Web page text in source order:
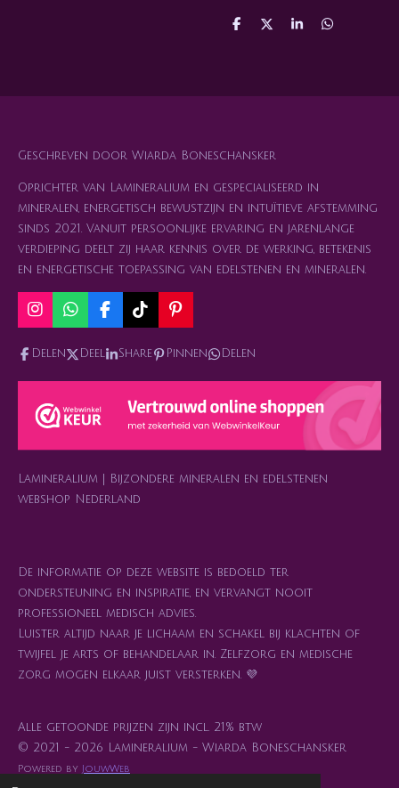
D
D
S
D
Geschreven door Wiarda Boneschansker
Oprichter van Lamineralium en gespecialiseerd in
mineralen, energetisch bewustzijn en intuïtieve afstemming
sinds 2021. Vanuit persoonlijke ervaring en jarenlange
verdieping deelt zij haar kennis over de werking, betekenis
en energetische toepassing van edelstenen en mineralen.
I
n
s
a
r
a
W
h
a
t
s
p
p
F
a
c
e
b
T
i
k
o
P
i
n
e
e
s
Delen Deel Share Pinnen Delen
Lamineralium | Bijzondere mineralen en edelstenen
webshop Nederland
De informatie op deze website is bedoeld ter
ondersteuning en inspiratie, en vervangt nooit
professioneel medisch advies.
Luister altijd naar je lichaam en schakel bij klachten of
twijfel je arts of behandelaar in. Zelfzorg en medische
zorg mogen elkaar juist versterken. 💜
Alle getoonde prijzen zijn incl. 21% btw
© 2021 - 2026 Lamineralium - Wiarda Boneschansker
Powered by JouwWeb